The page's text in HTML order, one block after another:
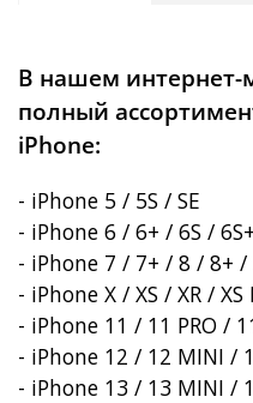
В нашем интернет-
полный
iPhone:
- iPhone 5 / 5S / SE
- iPhone 6 / 6+ / 6S / 6S+
- iPhone 7 / 7+ / 8 / 8+ /
- iPhone X / XS / XR / XS
- iPhone 11 / 11 PRO /
- iPhone 12 / 12 MINI /
- iPhone 13 / 13 MINI /